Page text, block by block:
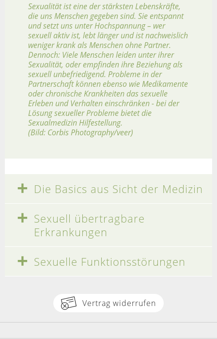
Sexualität ist eine der stärksten Lebenskräfte,
die uns Menschen gegeben sind. Sie entspannt
und setzt uns unter Hochspannung – wer
sexuell aktiv ist, lebt länger und ist nachweislich
weniger krank als Menschen ohne Partner.
Dennoch: Viele Menschen leiden unter ihrer
Sexualität, oder empfinden ihre Beziehung als
sexuell unbefriedigend. Probleme in der
Partnerschaft können ebenso wie Medikamente
oder chronische Krankheiten das sexuelle
Erleben und Verhalten einschränken - bei der
Lösung sexueller Probleme bietet die
Sexualmedizin Hilfestellung.
(Bild: Corbis Photography/veer)
Die Basics aus Sicht der Medizin
Sexuell übertragbare
Erkrankungen
Sexuelle Funktionsstörungen
Vertrag widerrufen